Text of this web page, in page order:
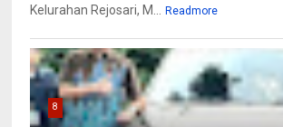
Kelurahan Rejosari, M... Readmore
8